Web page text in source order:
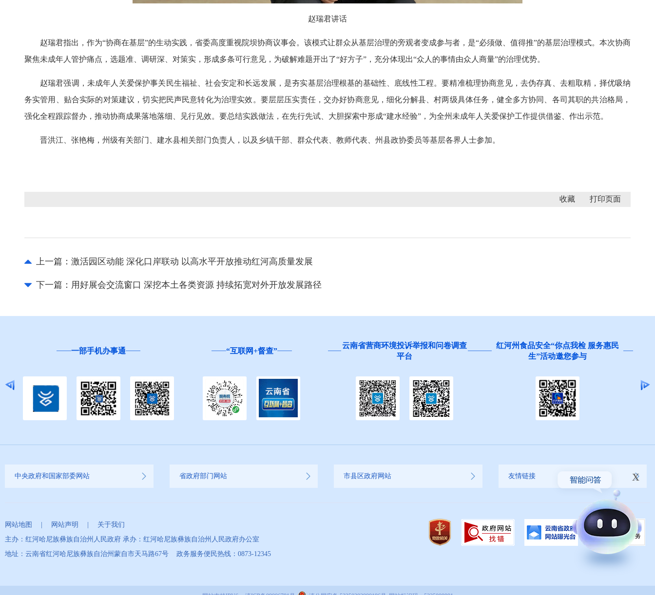
赵瑞君讲话
赵瑞君指出，作为“协商在基层”的生动实践，省委高度重视院坝协商议事会。该模式让群众从基层治理的旁观者变成参与者，是“必须做、值得推”的基层治理模式。本次协商
聚焦未成年人管护痛点，选题准、调研深、对策实，形成多条可行意见，为破解难题开出了“好方子”，充分体现出“众人的事情由众人商量”的治理优势。
赵瑞君强调，未成年人关爱保护事关民生福祉、社会安定和长远发展，是夯实基层治理根基的基础性、底线性工程。要精准梳理协商意见，去伪存真、去粗取精，择优吸纳
务实管用、贴合实际的对策建议，切实把民声民意转化为治理实效。要层层压实责任，交办好协商意见，细化分解县、村两级具体任务，健全多方协同、各司其职的共治格局，
强化全程跟踪督办，推动协商成果落地落细、见行见效。要总结实践做法，在先行先试、大胆探索中形成“建水经验”，为全州未成年人关爱保护工作提供借鉴、作出示范。
晋洪江、张艳梅，州级有关部门、建水县相关部门负责人，以及乡镇干部、群众代表、教师代表、州县政协委员等基层各界人士参加。
收藏
上一篇： 激活园区动能 深化口岸联动 以高水平开放推动红河高质量发展
下一篇： 用好展会交流窗口 深挖本土各类资源 持续拓宽对外开放发展路径
“互联网+督查”
云南省营商环境投诉举报和问卷调查
平台
红河州食品安全“你点我检 服务惠民
生”活动邀您参与
阻碍民营经济发展壮大问题线索征
集
中央政府和国家部委网站 省政府部门网站 市县区政府网站 友情链接
网站地图 网站声明
关于我们
主办：红河哈尼族彝族自治州人民政府 承办：红河哈尼族彝族自治州人民政府办公室
地址：云南省红河哈尼族彝族自治州蒙自市天马路67号 政务服务便民热线：0873-12345
x